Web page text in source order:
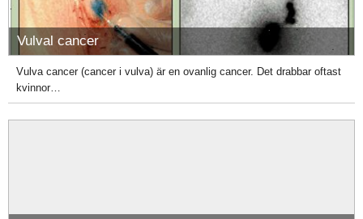
Vulval cancer
Vulva cancer (cancer i vulva) är en ovanlig cancer. Det drabbar oftast
kvinnor…